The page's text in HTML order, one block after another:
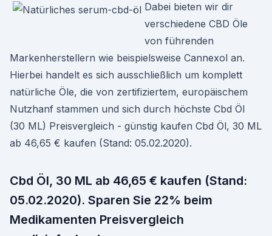
Dabei bieten wir dir
verschiedene CBD Öle
von führenden
Markenherstellern wie beispielsweise Cannexol an.
Hierbei handelt es sich ausschließlich um komplett
natürliche Öle, die von zertifiziertem, europäischem
Nutzhanf stammen und sich durch höchste Cbd Öl
(30 ML) Preisvergleich - günstig kaufen Cbd Öl, 30 ML
ab 46,65 € kaufen (Stand: 05.02.2020).
Cbd Öl, 30 ML ab 46,65 € kaufen (Stand:
05.02.2020). Sparen Sie 22% beim
Medikamenten Preisvergleich